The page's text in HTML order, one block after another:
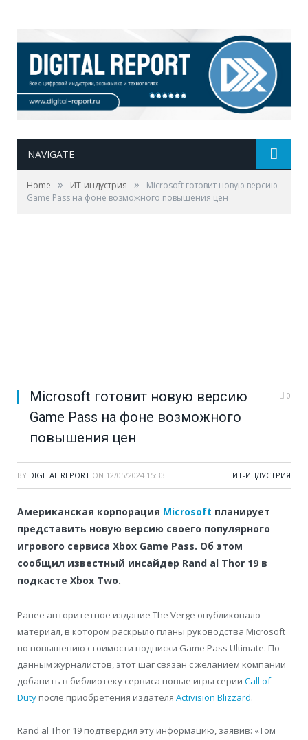
NAVIGATE
Home » ИТ-индустрия »
Microsoft готовит новую версию
Game Pass на фоне возможного повышения цен
Microsoft готовит новую версию
Game Pass на фоне возможного
повышения цен
0
BY DIGITAL REPORT ON 12/05/2024 15:33 ИТ-ИНДУСТРИЯ
Американская корпорация Microsoft планирует
представить новую версию своего популярного
игрового сервиса Xbox Game Pass. Об этом
сообщил известный инсайдер Rand al Thor 19 в
подкасте Xbox Two.
Ранее авторитетное издание The Verge опубликовало
материал, в котором раскрыло планы руководства Microsoft
по повышению стоимости подписки Game Pass Ultimate. По
данным журналистов, этот шаг связан с желанием компании
добавить в библиотеку сервиса новые игры серии Call of
Duty после приобретения издателя Activision Blizzard.
Rand al Thor 19 подтвердил эту информацию, заявив: «Том